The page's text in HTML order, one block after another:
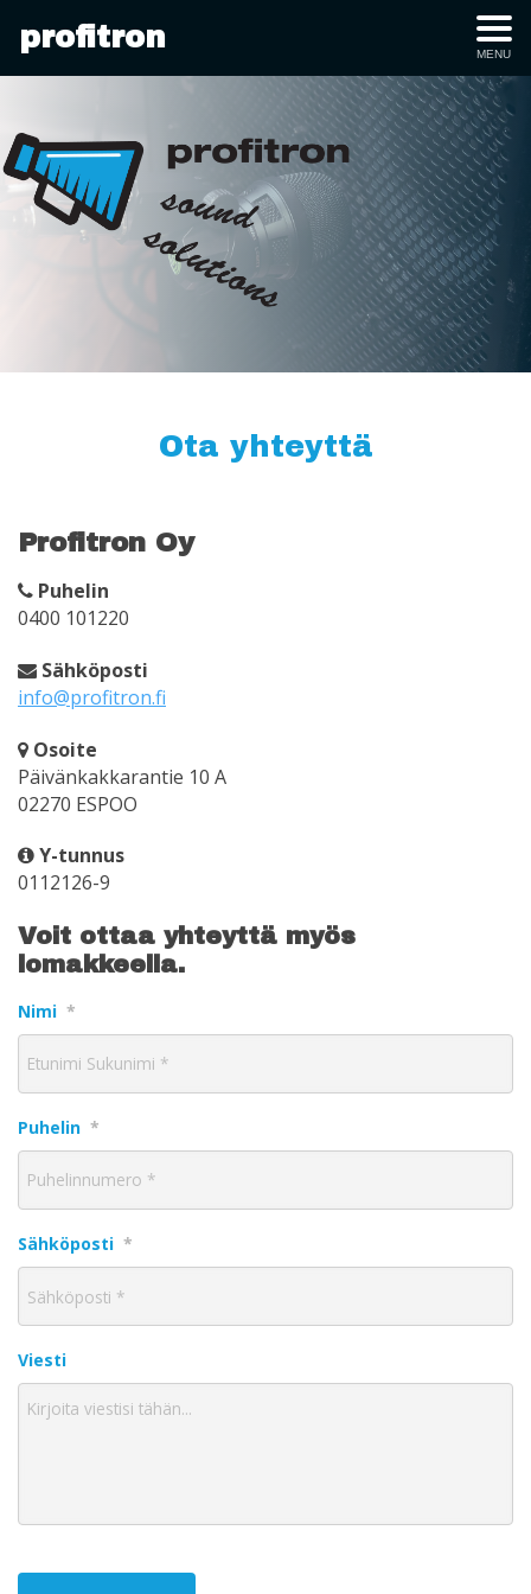
profitron
MENU
Ota yhteyttä
Profitron Oy
Puhelin
0400 101220
Sähköposti
info@profitron.fi
Osoite
Päivänkakkarantie 10 A
02270 ESPOO
Y-tunnus
0112126-9
Voit ottaa yhteyttä myös
lomakkeella.
Nimi *
Puhelin *
Sähköposti *
Viesti